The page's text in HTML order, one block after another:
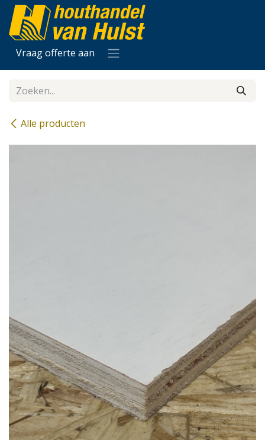
Overslaan naar inhoud
Vraag offerte aan
Alle producten